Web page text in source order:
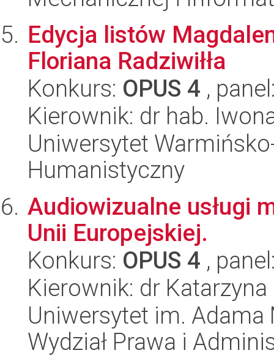
Edycja listów
Floriana Radziwiłła
Konkurs: OPUS 4 ,
Kierownik: dr hab.
Uniwersytet
Humanistyczny
Audiowizualne usługi
Unii Europejskiej.
Konkurs: OPUS 4 ,
Kierownik: dr
Uniwersytet im.
Wydział Prawa i